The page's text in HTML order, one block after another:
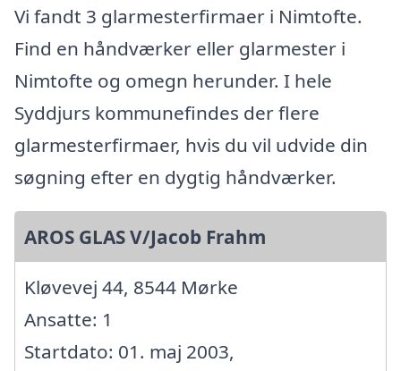
Vi fandt 3 glarmesterfirmaer i Nimtofte.
Find en håndværker eller glarmester i
Nimtofte og omegn herunder. I hele
Syddjurs kommunefindes der flere
glarmesterfirmaer, hvis du vil udvide din
søgning efter en dygtig håndværker.
AROS GLAS V/Jacob Frahm
Kløvevej 44, 8544 Mørke
Ansatte: 1
Startdato: 01. maj 2003,